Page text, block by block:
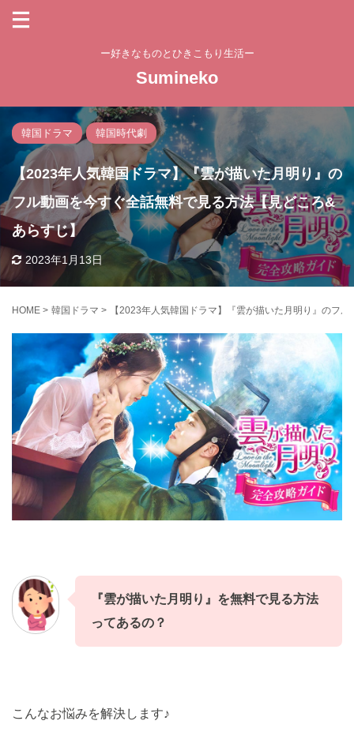
ー好きなものとひきこもり生活ー
Sumineko
韓国ドラマ 韓国時代劇
【2023年人気韓国ドラマ】『雲が描いた月明り』の
フル動画を今すぐ全話無料で見る方法【見どころ&
あらすじ】
2023年1月13日
HOME > 韓国ドラマ > 【2023年人気韓国ドラマ】『雲が描いた月明り』のフ
『雲が描いた月明り』 を無料で見る方法
ってあるの？
こんなお悩みを解決します♪